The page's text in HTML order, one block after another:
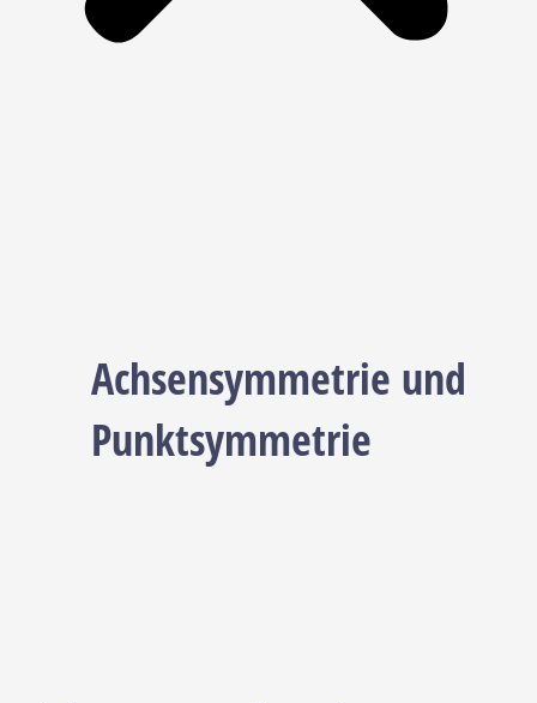
Achsensymmetrie und
Punktsymmetrie